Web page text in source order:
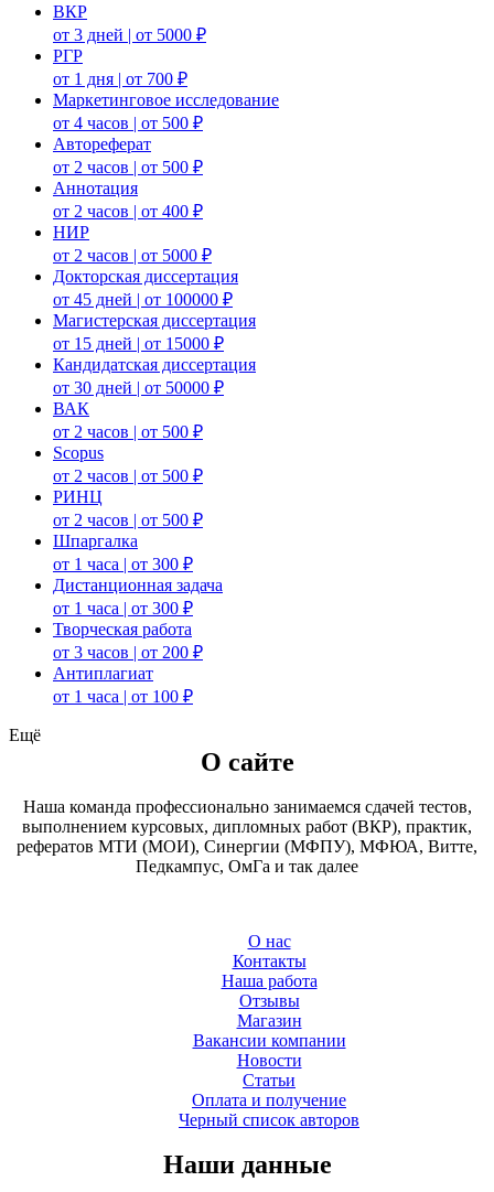
ВКР
от 3 дней | от 5000 ₽
РГР
от 1 дня | от 700 ₽
Маркетинговое исследование
от 4 часов | от 500 ₽
Автореферат
от 2 часов | от 500 ₽
Аннотация
от 2 часов | от 400 ₽
НИР
от 2 часов | от 5000 ₽
Докторская диссертация
от 45 дней | от 100000 ₽
Магистерская диссертация
от 15 дней | от 15000 ₽
Кандидатская диссертация
от 30 дней | от 50000 ₽
ВАК
от 2 часов | от 500 ₽
Scopus
от 2 часов | от 500 ₽
РИНЦ
от 2 часов | от 500 ₽
Шпаргалка
от 1 часа | от 300 ₽
Дистанционная задача
от 1 часа | от 300 ₽
Творческая работа
от 3 часов | от 200 ₽
Антиплагиат
от 1 часа | от 100 ₽
Ещё
О сайте
Наша команда профессионально занимаемся сдачей тестов,
выполнением курсовых, дипломных работ (ВКР), практик,
рефератов МТИ (МОИ), Синергии (МФПУ), МФЮА, Витте,
Педкампус, ОмГа и так далее
О нас
Контакты
Наша работа
Отзывы
Магазин
Вакансии компании
Новости
Статьи
Оплата и получение
Черный список авторов
Наши данные